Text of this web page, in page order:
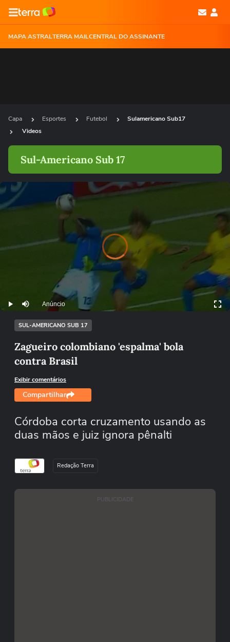
MAPA ASTRALTERRA MAILCENTRAL DO ASSINANTE
Capa Esportes Futebol
Sulamericano Sub17
Videos
Sul-Americano Sub 17
Vi
d
e
o
Pl
a
y
er
i
s
l
o
a
di
n
g.
Play Mutar Anúncio
SUL-AMERICANO SUB 17
Zagueiro colombiano 'espalma' bola
contra Brasil
Exibir comentários
Compartilhar
Córdoba corta cruzamento usando as
duas mãos e juiz ignora pênalti
Redação Terra
PUBLICIDADE